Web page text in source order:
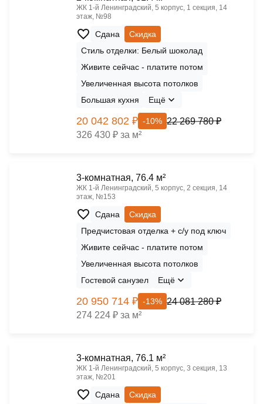
ЖК 1‑й Ленинградский, 5 корпус, 1 секция, 14
этаж, №98
Сдана
Скидка
Стиль отделки: Белый шоколад
Живите сейчас - платите потом
Увеличенная высота потолков
Большая кухня
Ещё
20 042 802 ₽ -10% 22 269 780 ₽
326 430 ₽ за м²
3-комнатная, 76.4 м²
ЖК 1‑й Ленинградский, 5 корпус, 2 секция, 14
этаж, №153
Сдана
Скидка
Предчистовая отделка + с/у под ключ
Живите сейчас - платите потом
Увеличенная высота потолков
Гостевой санузел
Ещё
20 950 714 ₽ -13% 24 081 280 ₽
274 224 ₽ за м²
3-комнатная, 76.1 м²
ЖК 1‑й Ленинградский, 5 корпус, 3 секция, 13
этаж, №201
Сдана
Скидка